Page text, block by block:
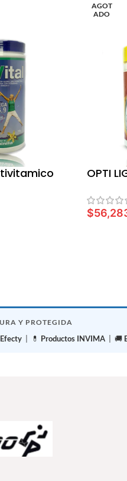
AGOT
ADO
OPTI
$
Y PROTEGIDA
Efecty | 💊 Productos INVIMA | 🚚